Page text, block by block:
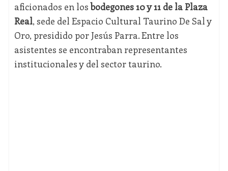
aficionados en losbodegones 10 y 11 de la Plaza
Real, sede del Espacio Cultural Taurino De Sal y
Oro, presidido por Jesús Parra. Entre los
asistentes se encontraban representantes
institucionales y del sector taurino.